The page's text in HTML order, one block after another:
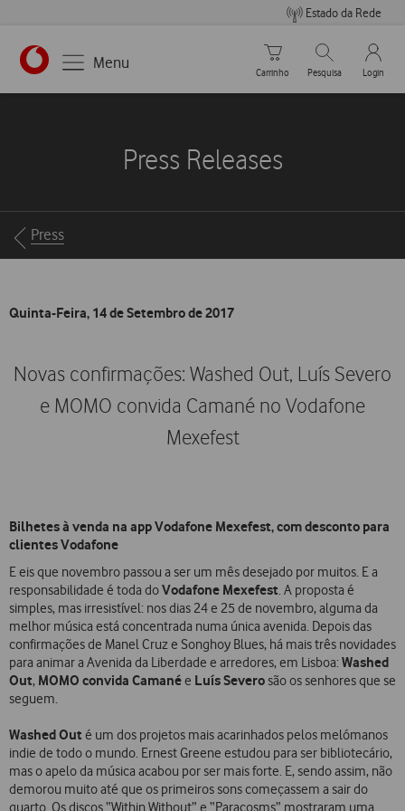
Estado da Rede
https://www.vodafone.pt
Menu
Carrinho de compras
Carrinho
Pesquisar
Pesquisa
My
Login
Press Releases
Breadcrumbs
Press
Quinta-Feira, 14 de Setembro de 2017
Novas confirmações: Washed Out, Luís Severo
e MOMO convida Camané no Vodafone
Mexefest
Bilhetes à venda na app Vodafone Mexefest, com desconto para
clientes Vodafone
E eis que novembro passou a ser um mês desejado por muitos. E a
responsabilidade é toda doVodafone Mexefest. A proposta é
simples, mas irresistível: nos dias 24 e 25 de novembro, alguma da
melhor música está concentrada numa única avenida. Depois das
confirmações de Manel Cruz e Songhoy Blues, há mais três novidades
para animar a Avenida da Liberdade e arredores, em Lisboa: Washed
Out, MOMO convida Camanée Luís Severo são os senhores que se
seguem.
Washed Out é um dos projetos mais acarinhados pelos melómanos
indie de todo o mundo. Ernest Greene estudou para ser bibliotecário,
mas o apelo da música acabou por ser mais forte. E, sendo assim, não
demorou muito até que os primeiros sons começassem a sair do
quarto. Os discos “Within Without” e “Paracosms” mostraram uma